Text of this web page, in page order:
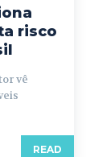
risco
vê
READ